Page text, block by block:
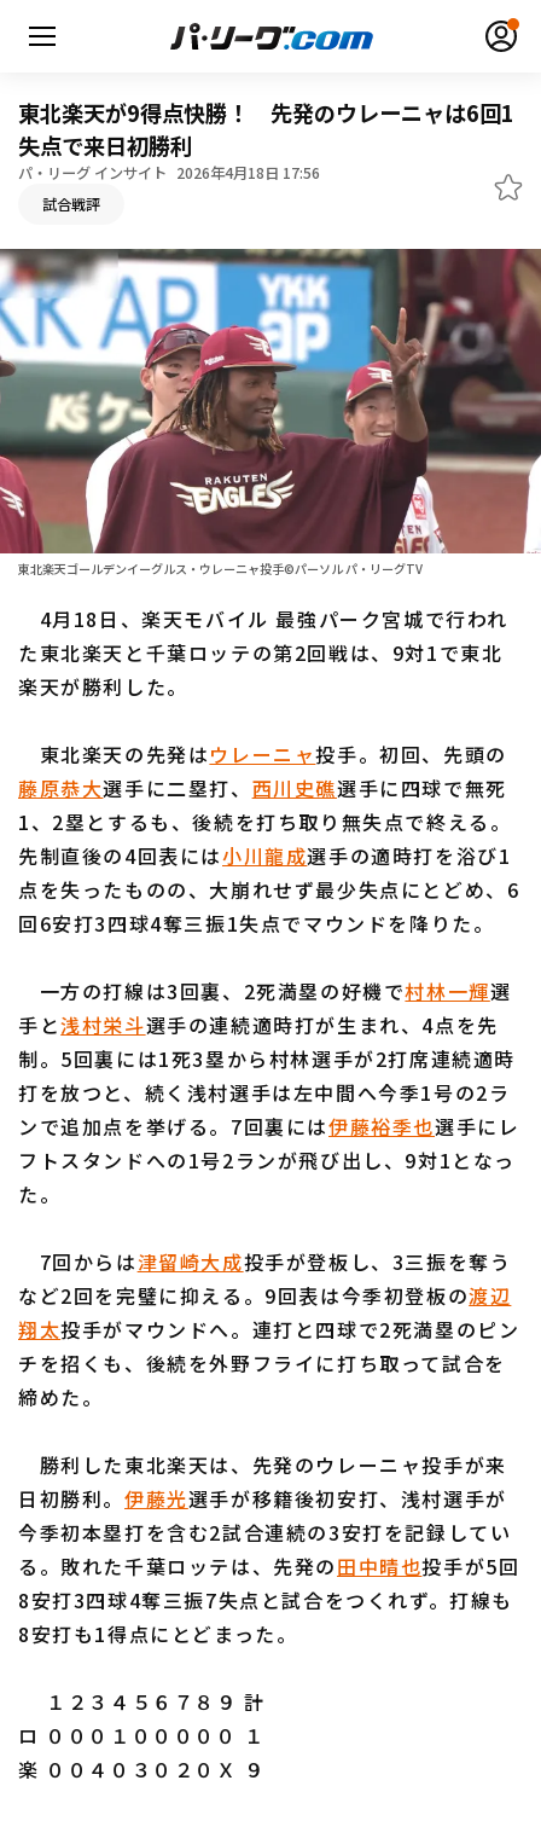
HOME
動画
日程・結果
順位表･成績
1軍公式戦
ファーム東地区
ファーム西地区
交流戦
選手名鑑
選手名鑑トップ
北海道日本ハムファイターズ
東北楽天ゴールデンイーグルス
千葉ロッテマリーンズ
オリックス・バファローズ
福岡ソフトバンクホークス
ニュース
設定
運営会社（別ウィンドウで開く） よくある質問
特定商取引法の表示 （別ウィンドウで開く
東北楽天が9得点快勝！ 先発のウレーニャは6回1
失点で来日初勝利
パ・リーグ インサイト 2026年4月18日 17:56
試合戦評
東北楽天ゴールデンイーグルス・ウレーニャ投手©パーソル パ・リーグTV
4月18日、楽天モバイル 最強パーク宮城で行われ
た東北楽天と千葉ロッテの第2回戦は、9対1で東北
楽天が勝利した。
東北楽天の先発はウレーニャ投手。初回、先頭の
藤原恭大選手に二塁打、 西川史礁選手に四球で無死
1、2塁とするも、後続を打ち取り無失点で終える。
先制直後の4回表には小川龍成選手の適時打を浴び1
点を失ったものの、大崩れせず最少失点にとどめ、6
回6安打3四球4奪三振1失点でマウンドを降りた。
一方の打線は3回裏、2死満塁の好機で村林一輝選
手と浅村栄斗選手の連続適時打が生まれ、4点を先
制。5回裏には1死3塁から村林選手が2打席連続適時
打を放つと、続く浅村選手は左中間へ今季1号の2ラ
ンで追加点を挙げる。7回裏には伊藤裕季也選手にレ
フトスタンドへの1号2ランが飛び出し、9対1となっ
た。
7回からは津留崎大成投手が登板し、3三振を奪う
など2回を完璧に抑える。9回表は今季初登板の渡辺
翔太投手がマウンドへ。連打と四球で2死満塁のピン
チを招くも、後続を外野フライに打ち取って試合を
締めた。
勝利した東北楽天は、先発のウレーニャ投手が来
日初勝利。 伊藤光選手が移籍後初安打、浅村選手が
今季初本塁打を含む2試合連続の3安打を記録してい
る。敗れた千葉ロッテは、先発の田中晴也投手が5回
8安打3四球4奪三振7失点と試合をつくれず。打線も
8安打も1得点にとどまった。
１２３４５６７８９ 計
ロ ０００１０００００ １
楽 ００４０３０２０Ｘ ９